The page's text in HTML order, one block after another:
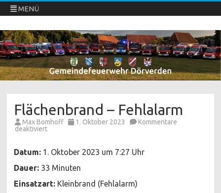
MENÜ
Freiwillige Feuerwehren Dörverden
Direkt
zum
Inhalt
springen
Flächenbrand – Fehlalarm
Max Bomhoff 1. Oktober 2023
Kommentare
deaktiviertfür
Fehlalarm
Datum: 1. Oktober 2023 um 7:27 Uhr
Dauer: 33 Minuten
Einsatzart: Kleinbrand (Fehlalarm)